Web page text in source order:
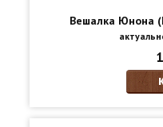
Вешалка Юнона